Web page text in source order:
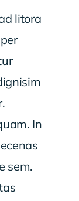
litora
In
sem.